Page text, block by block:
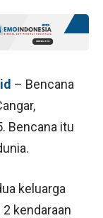
– Bencana
Bencana itu
keluarga
kendaraan